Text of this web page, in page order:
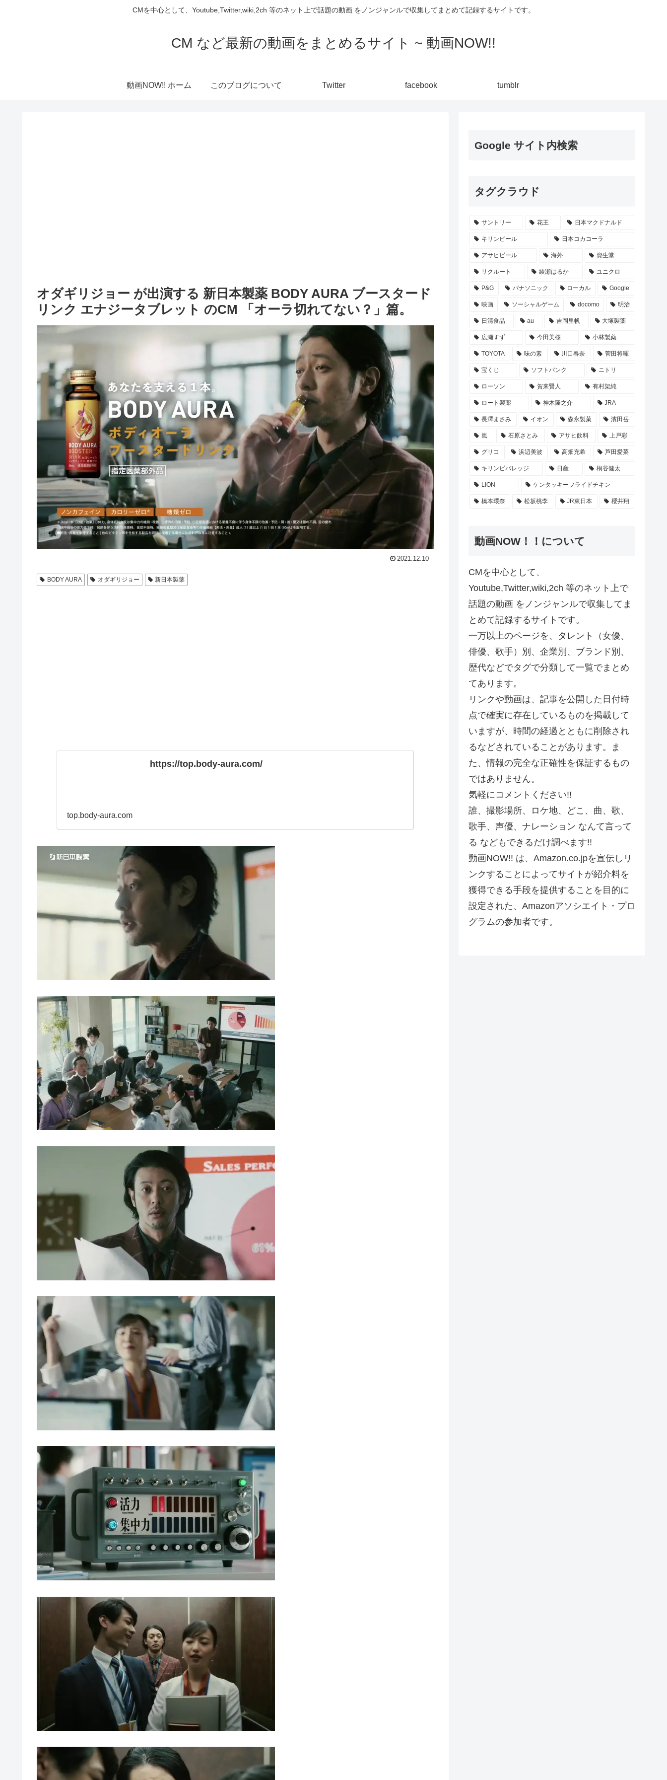
CMを中心として、Youtube,Twitter,wiki,2ch 等のネット上で話題の動画 をノンジャンルで収集してまとめて記録するサイトです。
CM など最新の動画をまとめるサイト ~ 動画NOW!!
動画NOW!! ホーム このブログについて Twitter facebook tumblr
オダギリジョー が出演する 新日本製薬 BODY AURA ブースタード
リンク エナジータブレット のCM 「オーラ切れてない？」篇。
2021.12.10
BODY AURA オダギリジョー 新日本製薬
https://top.body-aura.com/
top.body-aura.com
Google サイト内検索
タグクラウド
サントリー 花王 日本マクドナルド
キリンビール 日本コカコーラ
アサヒビール 海外 資生堂
リクルート 綾瀬はるか ユニクロ
P&G パナソニック ローカル Google
映画 ソーシャルゲーム docomo 明治
日清食品 au 吉岡里帆 大塚製薬
広瀬すず 今田美桜 小林製薬
TOYOTA 味の素 川口春奈 菅田将暉
宝くじ ソフトバンク ニトリ
ローソン 賀来賢人 有村架純
ロート製薬 神木隆之介 JRA
長澤まさみ イオン 森永製菓 濱田岳
嵐 石原さとみ アサヒ飲料 上戸彩
グリコ 浜辺美波 高畑充希 芦田愛菜
キリンビバレッジ 日産 桐谷健太
LION ケンタッキーフライドチキン
橋本環奈 松坂桃李 JR東日本 櫻井翔
動画NOW！！について
CMを中心として、
Youtube,Twitter,wiki,2ch 等のネット上で
話題の動画 をノンジャンルで収集してま
とめて記録するサイトです。
一万以上のページを、タレント（女優、
俳優、歌手）別、企業別、ブランド別、
歴代などでタグで分類して一覧でまとめ
てあります。
リンクや動画は、記事を公開した日付時
点で確実に存在しているものを掲載して
いますが、時間の経過とともに削除され
るなどされていることがあります。ま
た、情報の完全な正確性を保証するもの
ではありません。
気軽にコメントください!!
誰、撮影場所、ロケ地、どこ、曲、歌、
歌手、声優、ナレーション なんて言って
る などもできるだけ調べます!!
動画NOW!! は、Amazon.co.jpを宣伝しリ
ンクすることによってサイトが紹介料を
獲得できる手段を提供することを目的に
設定された、Amazonアソシエイト・プロ
グラムの参加者です。